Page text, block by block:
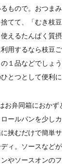
もので。おつま
てて、「むき枝
えるたんぱく質
用するなら枝豆
１品などでしょ
とつとして便利に
お弁同箱におかず
ールパンを少し
挟むだけで簡単
ィ。ソースなど
やソースオンの